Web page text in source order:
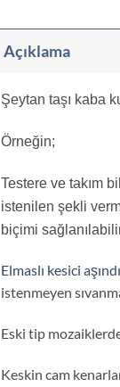
Açıklama
Şeytan taşı kaba
Örneğin;
Testere ve takım
istenilen şekli
biçimi
Elmaslı kesici
istenmeyen
Eski tip
Keskin cam